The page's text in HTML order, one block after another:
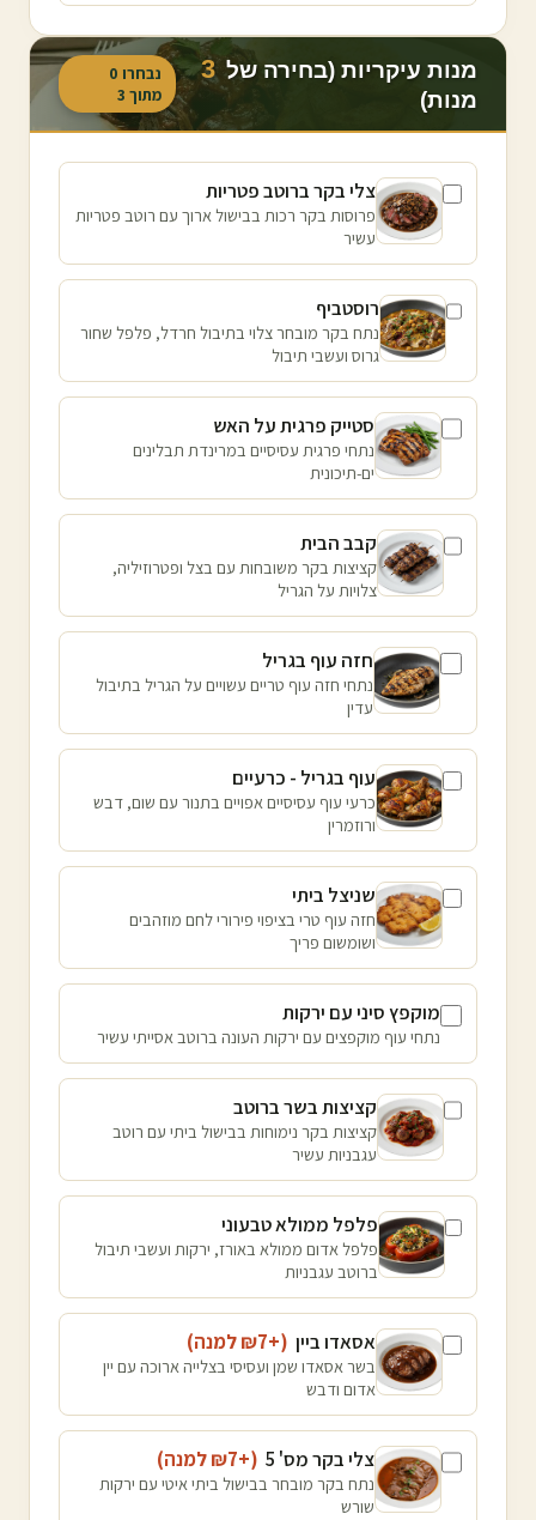
מנות עיקריות (בחירה של 3
מנות)
נבחרו 0
מתוך 3
צלי בקר ברוטב פטריות
פרוסות בקר רכות בבישול ארוך עם רוטב פטריות
עשיר
רוסטביף
נתח בקר מובחר צלוי בתיבול חרדל, פלפל שחור
גרוס ועשבי תיבול
סטייק פרגית על האש
נתחי פרגית עסיסיים במרינדת תבלינים
ים-תיכונית
קבב הבית
קציצות בקר משובחות עם בצל ופטרוזיליה,
צלויות על הגריל
חזה עוף בגריל
נתחי חזה עוף טריים עשויים על הגריל בתיבול
עדין
עוף בגריל - כרעיים
כרעי עוף עסיסיים אפויים בתנור עם שום, דבש
ורוזמרין
שניצל ביתי
חזה עוף טרי בציפוי פירורי לחם מוזהבים
ושומשום פריך
מוקפץ סיני עם ירקות
נתחי עוף מוקפצים עם ירקות העונה ברוטב אסייתי עשיר
קציצות בשר ברוטב
קציצות בקר נימוחות בבישול ביתי עם רוטב
עגבניות עשיר
פלפל ממולא טבעוני
פלפל אדום ממולא באורז, ירקות ועשבי תיבול
ברוטב עגבניות
אסאדו ביין (+₪
7 למנה)
בשר אסאדו שמן ועסיסי בצלייה ארוכה עם יין
אדום ודבש
צלי בקר מס' 5 (+₪
7 למנה)
נתח בקר מובחר בבישול ביתי איטי עם ירקות
שורש